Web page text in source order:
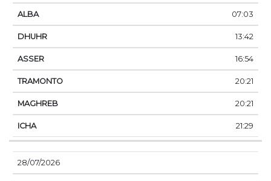
07:03
13:42
16:54
20:21
20:21
21:29
28/07/2026